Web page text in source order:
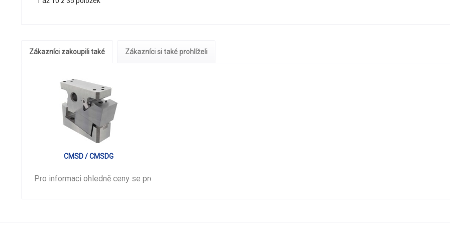
Zákazníci zakoupili také Zákazníci si také prohlíželi
CMSD / CMSDG
Pro informaci ohledně ceny se prosím